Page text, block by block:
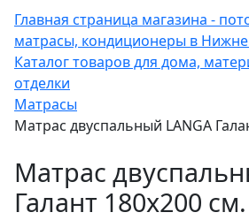
Главная страница магазина -
матрасы, кондиционеры в
Каталог товаров для дома,
отделки
Матрасы
Матрас двуспальный LANGA
Матрас
Галант 180х200 см.